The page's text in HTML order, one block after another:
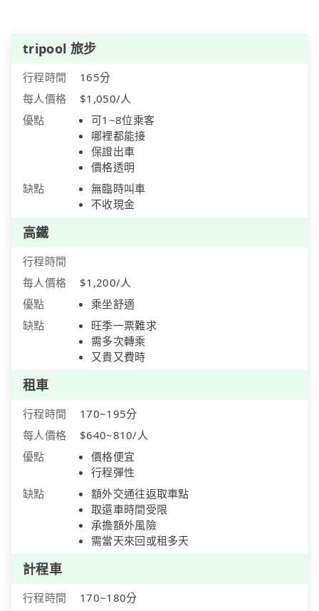
tripool 旅步
行程時間
165分
每人價格
$1,050/人
優點
可1~8位乘客
哪裡都能接
保證出車
價格透明
缺點
無臨時叫車
不收現金
高鐵
行程時間
每人價格
$1,200/人
優點
乘坐舒適
缺點
旺季一票難求
需多次轉乘
又貴又費時
租車
行程時間
170~195分
每人價格
$640~810/人
優點
價格便宜
行程彈性
缺點
額外交通往返取車點
取還車時間受限
承擔額外風險
需當天來回或租多天
計程車
行程時間
170~180分